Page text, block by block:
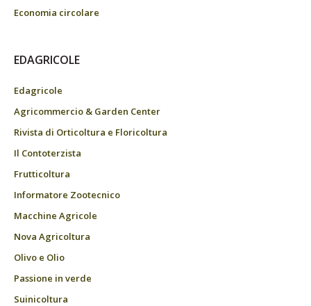
Economia circolare
EDAGRICOLE
Edagricole
Agricommercio & Garden Center
Rivista di Orticoltura e Floricoltura
Il Contoterzista
Frutticoltura
Informatore Zootecnico
Macchine Agricole
Nova Agricoltura
Olivo e Olio
Passione in verde
Suinicoltura